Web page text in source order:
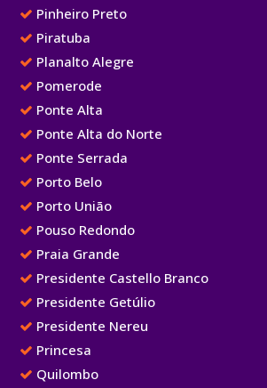
Pinheiro Preto
Piratuba
Planalto Alegre
Pomerode
Ponte Alta
Ponte Alta do Norte
Ponte Serrada
Porto Belo
Porto União
Pouso Redondo
Praia Grande
Presidente Castello Branco
Presidente Getúlio
Presidente Nereu
Princesa
Quilombo